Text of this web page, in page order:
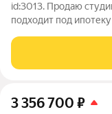
id:3013. Продаю
подходит под
транспортная
уехать в любое
3 356 700 ₽